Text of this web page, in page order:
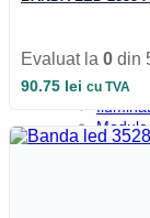
Iluminat
Iluminat
Evaluat la 0 din
90.75 lei cu TVA